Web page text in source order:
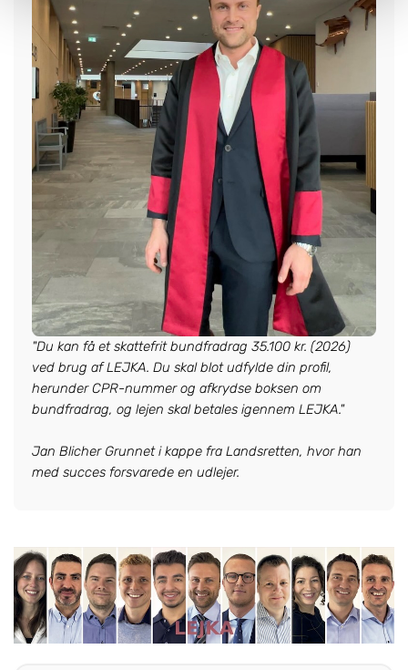
"Du kan få et skattefrit bundfradrag 35.100 kr. (2026)
ved brug af LEJKA. Du skal blot udfylde din profil,
herunder CPR-nummer og afkrydse boksen om
bundfradrag, og lejen skal betales igennem LEJKA."
Jan Blicher Grunnet i kappe fra Landsretten, hvor han
med succes forsvarede en udlejer.